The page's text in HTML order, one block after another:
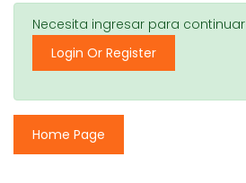
Necesita ingresar para continuar
Login Or Register
Home Page